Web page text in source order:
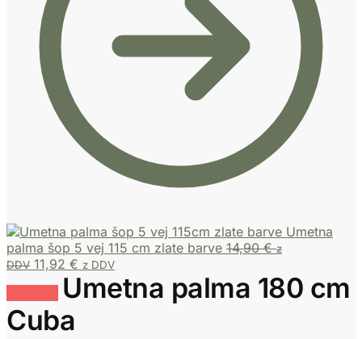
Umetna
palma šop 5 vej 115 cm zlate barve 14,90€ z
DDV 11,92 € z DDV
Umetna palma 180 cm
Cuba